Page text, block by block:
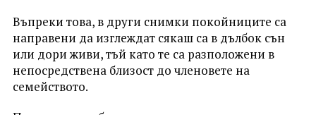
Въпреки това, в други снимки покойниците са
направени да изглеждат сякаш са в дълбок сън
или дори живи, тъй като те са разположени в
непосредствена близост до членовете на
семейството.